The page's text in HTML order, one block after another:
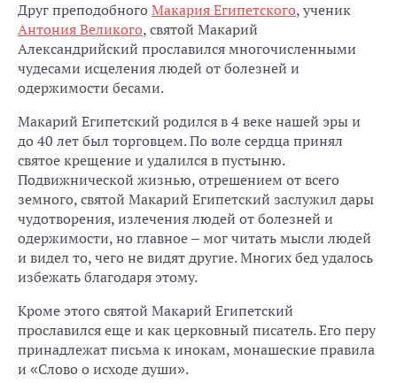
Друг преподобного Макария Египетского, ученик
Антония Великого, святой Макарий
Александрийский прославился многочисленными
чудесами исцеления людей от болезней и
одержимости бесами.
Макарий Египетский родился в 4 веке нашей эры и
до 40 лет был торговцем. По воле сердца принял
святое крещение и удалился в пустыню.
Подвижнической жизнью, отрешением от всего
земного, святой Макарий Египетский заслужил дары
чудотворения, излечения людей от болезней и
одержимости, но главное – мог читать мысли людей
и видел то, чего не видят другие. Многих бед удалось
избежать благодаря этому.
Кроме этого святой Макарий Египетский
прославился еще и как церковный писатель. Его перу
принадлежат письма к инокам, монашеские правила
и «Слово о исходе души».